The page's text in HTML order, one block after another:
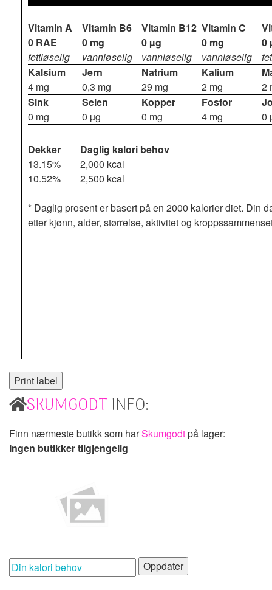
Vitamin A
0 RAE
fettløselig
Vitamin B6
0 mg
vannløselig
Vitamin B12
0 µg
vannløselig
Vitamin C
0 mg
vannløselig
0
Kalsium
4 mg
Jern
0,3 mg
Natrium
29 mg
Kalium
2 mg
2
Sink
0 mg
Selen
0 µg
Kopper
0 mg
Fosfor
4 mg
0
Dekker
Daglig kalori behov
13.15%
2,000 kcal
10.52%
2,500 kcal
* Daglig prosent er basert på en 2000 kalorier diet. Din
etter kjønn, alder, størrelse, aktivitet og
SKUMGODT INFO:
Finn nærmeste butikk som harSkumgodtpå lager:
Ingen butikker tilgjengelig
Oppdater